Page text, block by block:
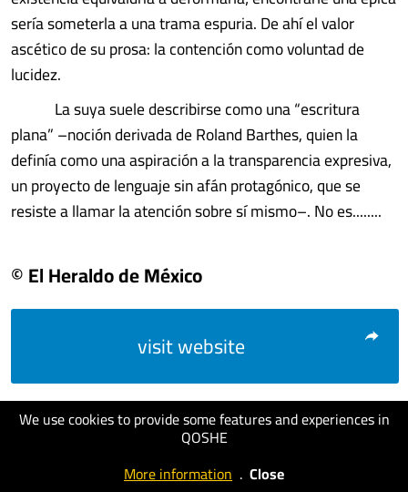
We use cookies to provide some features and experiences in
QOSHE
More information . Close
sería someterla a una trama espuria. De ahí el valor
ascético de su prosa: la contención como voluntad de
lucidez.
La suya suele describirse como una “escritura
plana” –noción derivada de Roland Barthes, quien la
definía como una aspiración a la transparencia expresiva,
un proyecto de lenguaje sin afán protagónico, que se
resiste a llamar la atención sobre sí mismo–. No es........
© El Heraldo de México
visit website